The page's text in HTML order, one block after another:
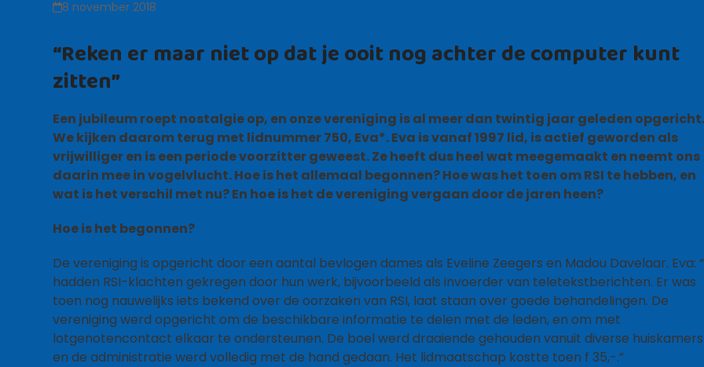
8 november 2018
“Reken er maar niet op dat je ooit nog achter de computer kunt
zitten”
Een jubileum roept nostalgie op, en onze vereniging is al meer dan twintig jaar geleden opgericht.
We kijken daarom terug met lidnummer 750, Eva*. Eva is vanaf 1997 lid, is actief geworden als
vrijwilliger en is een periode voorzitter geweest. Ze heeft dus heel wat meegemaakt en neemt ons
daarin mee in vogelvlucht. Hoe is het allemaal begonnen? Hoe was het toen om RSI te hebben, en
wat is het verschil met nu? En hoe is het de vereniging vergaan door de jaren heen?
Hoe is het begonnen?
De vereniging is opgericht door een aantal bevlogen dames als Eveline Zeegers en Madou Davelaar. Eva:
hadden RSI-klachten gekregen door hun werk, bijvoorbeeld als invoerder van teletekstberichten. Er was
toen nog nauwelijks iets bekend over de oorzaken van RSI, laat staan over goede behandelingen. De
vereniging werd opgericht om de beschikbare informatie te delen met de leden, en om met
lotgenotencontact elkaar te ondersteunen. De boel werd draaiende gehouden vanuit diverse huiskamers
en de administratie werd volledig met de hand gedaan. Het lidmaatschap kostte toen f 35,-.”